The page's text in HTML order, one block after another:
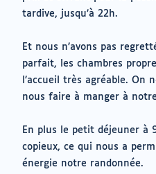
tardive, jusqu’à 22h.
Et nous n’avons pas
parfait, les chambres
l’accueil très agréable. On
nous faire à manger à
En plus le petit déjeuner
copieux, ce qui nous a
énergie notre randonnée.